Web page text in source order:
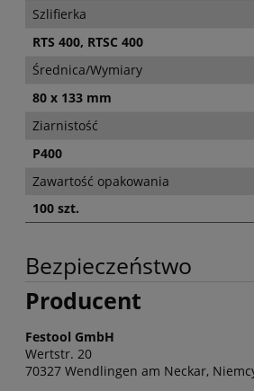
Szlifierka
RTS 400, RTSC 400
Średnica/Wymiary
80 x 133 mm
Ziarnistość
P400
Zawartość opakowania
100 szt.
Bezpieczeństwo
Producent
Festool GmbH
Wertstr. 20
70327 Wendlingen am Neckar,